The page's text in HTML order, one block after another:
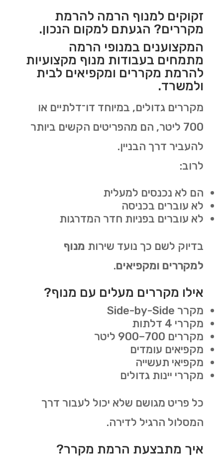
זקוקים למנוף הרמה להרמת
מקררים? הגעתם למקום הנכון.
המקצוענים במנופי הרמה
מתמחים בעבודות מנוף מקצועיות
להרמת מקררים ומקפיאים לבית
ולמשרד.
מקררים גדולים, במיוחד דו־דלתיים או
700 ליטר, הם מהפריטים הקשים ביותר
להעביר דרך הבניין.
לרוב:
הם לא נכנסים למעלית
לא עוברים בכניסה
לא עוברים בפניות חדר המדרגות
בדיוק לשם כך נועד שירות מנוף
למקררים ומקפיאים.
אילו מקררים מעלים עם מנוף?
מקרר Side-by-Side
מקררי 4 דלתות
מקררים 700–900 ליטר
מקפיאים עומדים
מקפיאי תעשייה
מקררי יינות גדולים
כל פריט מגושם שלא יכול לעבור דרך
המסלול הרגיל לדירה.
איך מתבצעת הרמת מקרר?